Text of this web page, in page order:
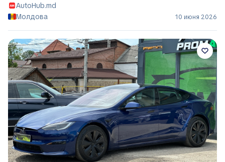
AutoHub.md
Молдова
10 июня 2026